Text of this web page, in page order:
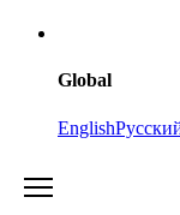
Global
English